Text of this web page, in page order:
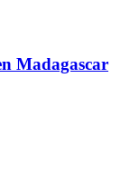
Madagascar